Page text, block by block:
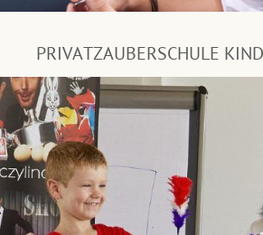
PRIVATZAUBERSCHULE